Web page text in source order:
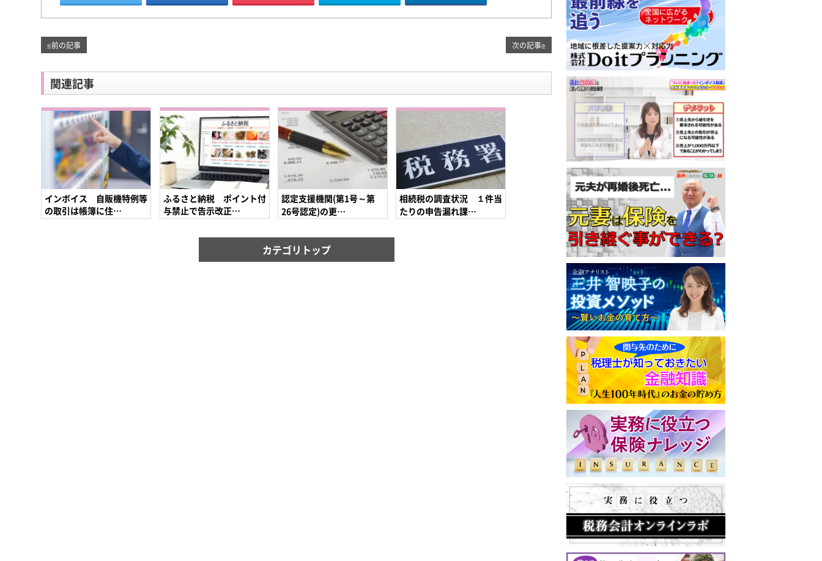
≤前の記事 次の記事≥
関連記事
インボイス 自販機特例等
の取引は帳簿に住…
ふるさと納税 ポイント付
与禁止で告示改正…
認定支援機関(第1号～第
26号認定)の更…
相続税の調査状況 １件当
たりの申告漏れ課…
カテゴリトップ